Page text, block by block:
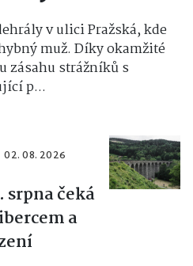
v ulici Pražská, kde
muž. Díky okamžité
zásahu strážníků s
p...
02. 08. 2026
srpna čeká
a